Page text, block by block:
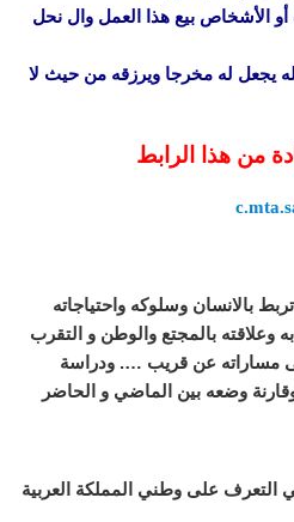
أو الأشخاص بيع هذا العمل وال نحل
يجعل له مخرجا ويرزقه من حيث لا
من هذا الرابط
بالانسان وسلوكه واحتياجاته
وعلاقته بالمجتع والوطن و التقرب
مساراته عن قريب …. ودراسة
وضعه بين الماضي و الحاضر
التعرف على وطني المملكة العربية